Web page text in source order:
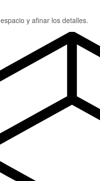
y afinar los detalles.